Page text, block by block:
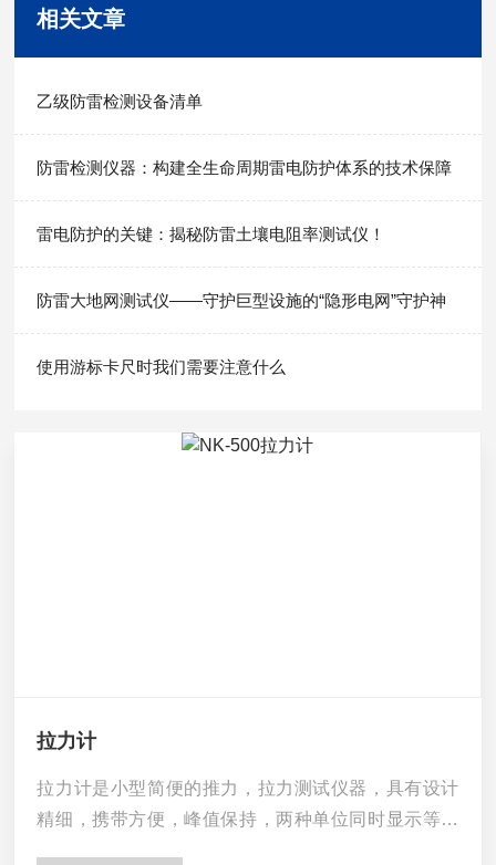
相关文章
乙级防雷检测设备清单
防雷检测仪器：构建全生命周期雷电防护体系的技术保障
雷电防护的关键：揭秘防雷土壤电阻率测试仪！
防雷大地网测试仪——守护巨型设施的“隐形电网”守护神
使用游标卡尺时我们需要注意什么
拉力计
拉力计是小型简便的推力，拉力测试仪器，具有设计
精细，携带方便，峰值保持，两种单位同时显示等优